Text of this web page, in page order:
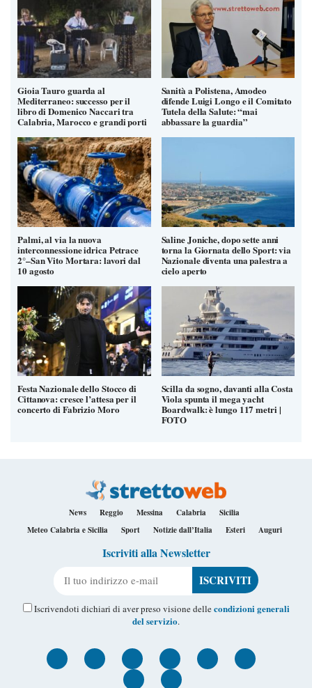
Gioia Tauro guarda al
Mediterraneo: successo per il
libro di Domenico Naccari tra
Calabria, Marocco e grandi porti
Sanità a Polistena, Amodeo
difende Luigi Longo e il Comitato
Tutela della Salute: “mai
abbassare la guardia”
Palmi, al via la nuova
interconnessione idrica Petrace
2°–San Vito Mortara: lavori dal
10 agosto
Saline Joniche, dopo sette anni
torna la Giornata dello Sport: via
Nazionale diventa una palestra a
cielo aperto
Festa Nazionale dello Stocco di
Cittanova: cresce l’attesa per il
concerto di Fabrizio Moro
Scilla da sogno, davanti alla Costa
Viola spunta il mega yacht
Boardwalk: è lungo 117 metri |
FOTO
News Reggio Messina Calabria
Sicilia
Meteo Calabria e Sicilia
Sport Notizie dall’Italia Esteri Auguri
Iscriviti alla Newsletter
Iscrivendoti dichiari di aver preso visione dellecondizioni generali
del servizio.